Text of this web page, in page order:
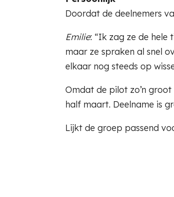
Doordat de deelnemers
Emilie: “Ik zag ze de hele
maar ze spraken al snel
elkaar nog steeds op
Omdat de pilot zo’n
half maart. Deelname is
Lijkt de groep passend